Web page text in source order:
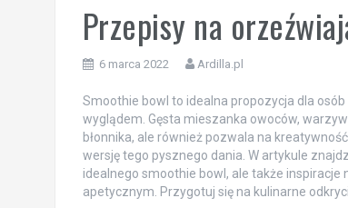
Przepisy na
6 marca 2022 Ardilla.pl
Smoothie bowl to idealna propozycja dla
wyglądem. Gęsta mieszanka owoców,
błonnika, ale również pozwala na
wersję tego pysznego dania. W artykule
idealnego smoothie bowl, ale także
apetycznym. Przygotuj się na kulinarne